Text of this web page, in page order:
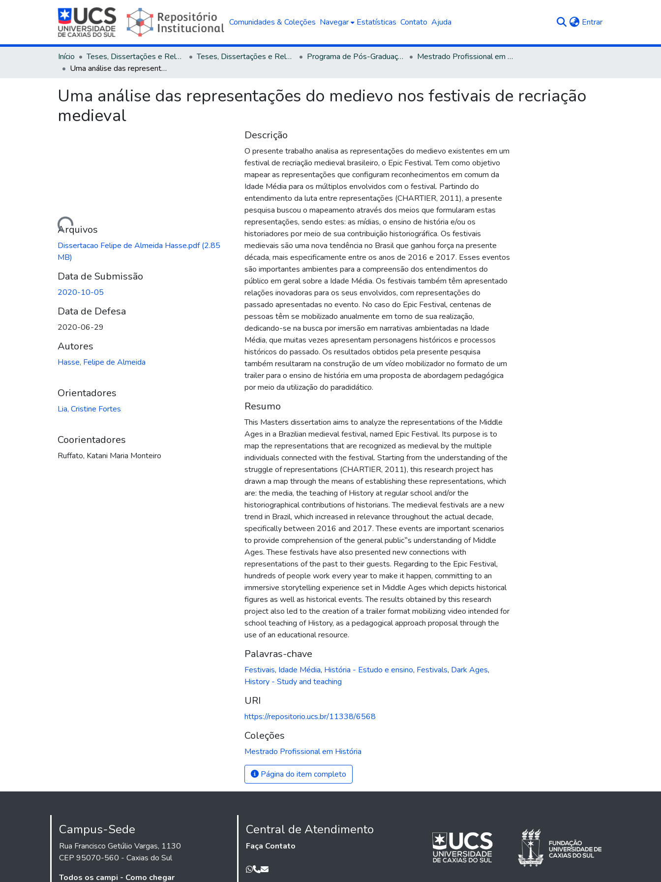
Comunidades & Coleções Navegar Estatísticas Contato Ajuda Entrar(current)
Início Teses, Dissertações e Relatórios Teses, Dissertações e Relatórios defendidos na UCS Programa de Pós-Graduação em História
Mestrado Profissional em História
Uma análise das representações do medievo nos festivais de recriação medieval
Uma análise das representações do medievo nos festivais de recriação
medieval
Carregando...
Arquivos
Dissertacao Felipe de Almeida Hasse.pdf(2.85
MB)
Data de Submissão
2020-10-05
Data de Defesa
2020-06-29
Autores
Hasse, Felipe de Almeida
Orientadores
Lia, Cristine Fortes
Coorientadores
Ruffato, Katani Maria Monteiro
Descrição
O presente trabalho analisa as representações do medievo existentes em um
festival de recriação medieval brasileiro, o Epic Festival. Tem como objetivo
mapear as representações que configuram reconhecimentos em comum da
Idade Média para os múltiplos envolvidos com o festival. Partindo do
entendimento da luta entre representações (CHARTIER, 2011), a presente
pesquisa buscou o mapeamento através dos meios que formularam estas
representações, sendo estes: as mídias, o ensino de história e/ou os
historiadores por meio de sua contribuição historiográfica. Os festivais
medievais são uma nova tendência no Brasil que ganhou força na presente
década, mais especificamente entre os anos de 2016 e 2017. Esses eventos
são importantes ambientes para a compreensão dos entendimentos do
público em geral sobre a Idade Média. Os festivais também têm apresentado
relações inovadoras para os seus envolvidos, com representações do
passado apresentadas no evento. No caso do Epic Festival, centenas de
pessoas têm se mobilizado anualmente em torno de sua realização,
dedicando-se na busca por imersão em narrativas ambientadas na Idade
Média, que muitas vezes apresentam personagens históricos e processos
históricos do passado. Os resultados obtidos pela presente pesquisa
também resultaram na construção de um vídeo mobilizador no formato de um
trailer para o ensino de história em uma proposta de abordagem pedagógica
por meio da utilização do paradidático.
Resumo
This Masters dissertation aims to analyze the representations of the Middle
Ages in a Brazilian medieval festival, named Epic Festival. Its purpose is to
map the representations that are recognized as medieval by the multiple
individuals connected with the festival. Starting from the understanding of the
struggle of representations (CHARTIER, 2011), this research project has
drawn a map through the means of establishing these representations, which
are: the media, the teaching of History at regular school and/or the
historiographical contributions of historians. The medieval festivals are a new
trend in Brazil, which increased in relevance throughout the actual decade,
specifically between 2016 and 2017. These events are important scenarios
to provide comprehension of the general public‟s understanding of Middle
Ages. These festivals have also presented new connections with
representations of the past to their guests. Regarding to the Epic Festival,
hundreds of people work every year to make it happen, committing to an
immersive storytelling experience set in Middle Ages which depicts historical
figures as well as historical events. The results obtained by this research
project also led to the creation of a trailer format mobilizing video intended for
school teaching of History, as a pedagogical approach proposal through the
use of an educational resource.
Palavras-chave
Festivais, Idade Média, História - Estudo e ensino, Festivals, Dark Ages,
History - Study and teaching
URI
https://repositorio.ucs.br/11338/6568
Coleções
Mestrado Profissional em História
Página do item completo
Campus-Sede
Rua Francisco Getúlio Vargas, 1130
CEP 95070-560 - Caxias do Sul
Todos os campi - Como chegar
Central de Atendimento
Faça Contato